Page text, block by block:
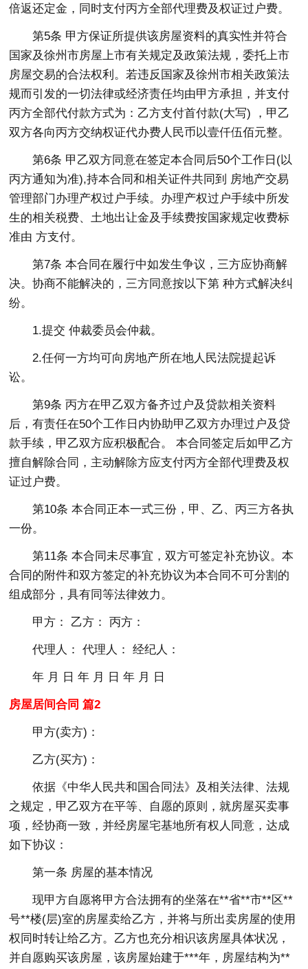
倍返还定金，同时支付丙方全部代理费及权证过户费。
第5条 甲方保证所提供该房屋资料的真实性并符合
国家及徐州市房屋上市有关规定及政策法规，委托上市
房屋交易的合法权利。若违反国家及徐州市相关政策法
规而引发的一切法律或经济责任均由甲方承担，并支付
丙方全部代付款方式为：乙方支付首付款(大写) ，甲乙
双方各向丙方交纳权证代办费人民币以壹仟伍佰元整。
第6条 甲乙双方同意在签定本合同后50个工作日(以
丙方通知为准),持本合同和相关证件共同到 房地产交易
管理部门办理产权过户手续。办理产权过户手续中所发
生的相关税费、土地出让金及手续费按国家规定收费标
准由 方支付。
第7条 本合同在履行中如发生争议，三方应协商解
决。协商不能解决的，三方同意按以下第 种方式解决纠
纷。
1.提交 仲裁委员会仲裁。
2.任何一方均可向房地产所在地人民法院提起诉
讼。
第9条 丙方在甲乙双方备齐过户及贷款相关资料
后，有责任在50个工作日内协助甲乙双方办理过户及贷
款手续，甲乙双方应积极配合。 本合同签定后如甲乙方
擅自解除合同，主动解除方应支付丙方全部代理费及权
证过户费。
第10条 本合同正本一式三份，甲、乙、丙三方各执
一份。
第11条 本合同未尽事宜，双方可签定补充协议。本
合同的附件和双方签定的补充协议为本合同不可分割的
组成部分，具有同等法律效力。
甲方： 乙方： 丙方：
代理人： 代理人： 经纪人：
年 月 日 年 月 日 年 月 日
房屋居间合同 篇2
甲方(卖方)：
乙方(买方)：
依据《中华人民共和国合同法》及相关法律、法规
之规定，甲乙双方在平等、自愿的原则，就房屋买卖事
项，经协商一致，并经房屋宅基地所有权人同意，达成
如下协议：
第一条 房屋的基本情况
现甲方自愿将甲方合法拥有的坐落在**省**市**区**
号**楼(层)室的房屋卖给乙方，并将与所出卖房屋的使用
权同时转让给乙方。乙方也充分相识该房屋具体状况，
并自愿购买该房屋，该房屋始建于***年，房屋结构为**